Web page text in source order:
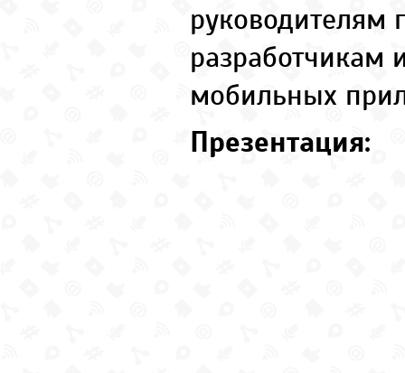
руководителям
разработчикам
мобильных
Презентация: